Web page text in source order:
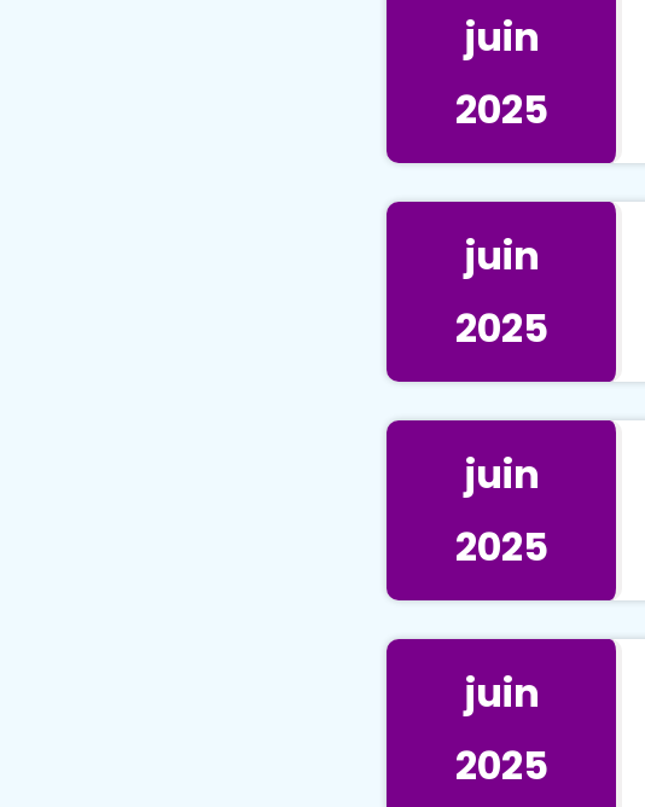
juin
2025
juin
2025
juin
2025
juin
2025